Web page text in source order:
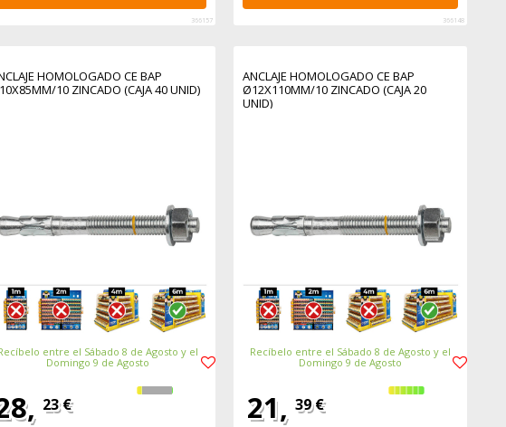
366157 366148
HOMOLOGADO CE BAP
10 ZINCADO (CAJA 40 UNID)
entre el Sábado 8 de Agosto y el
Domingo 9 de Agosto
23 €
ANCLAJE HOMOLOGADO CE BAP
Ø12X110MM/10 ZINCADO (CAJA 20
UNID)
Recíbelo entre el Sábado 8 de Agosto y el
Domingo 9 de Agosto
21, 39 €